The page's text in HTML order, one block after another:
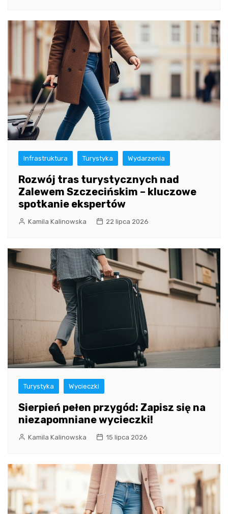
Infrastruktura Turystyka Wydarzenia
Rozwój tras turystycznych nad
Zalewem Szczecińskim – kluczowe
spotkanie ekspertów
Kamila Kalinowska 22 lipca 2026
Turystyka Wycieczki
Sierpień pełen przygód: Zapisz się na
niezapomniane wycieczki!
Kamila Kalinowska 15 lipca 2026